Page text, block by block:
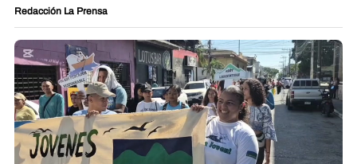
Redacción La Prensa